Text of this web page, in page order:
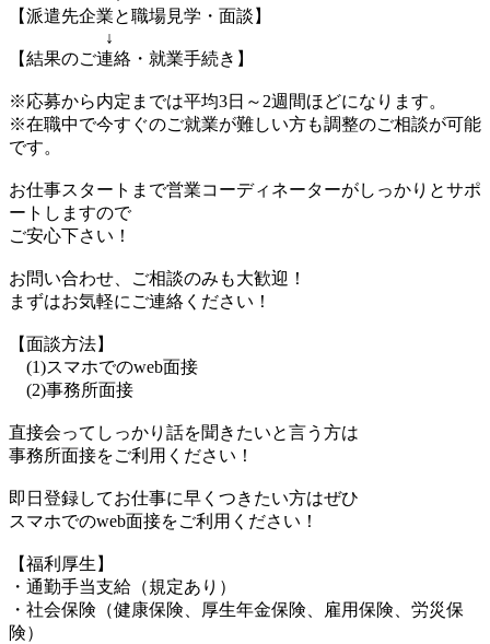
【派遣先企業と職場見学・面談】
↓
【結果のご連絡・就業手続き】
※応募から内定までは平均3日～2週間ほどになります。
※在職中で今すぐのご就業が難しい方も調整のご相談が可能
です。
お仕事スタートまで営業コーディネーターがしっかりとサポ
ートしますので
ご安心下さい！
お問い合わせ、ご相談のみも大歓迎！
まずはお気軽にご連絡ください！
【面談方法】
(1)スマホでのweb面接
(2)事務所面接
直接会ってしっかり話を聞きたいと言う方は
事務所面接をご利用ください！
即日登録してお仕事に早くつきたい方はぜひ
スマホでのweb面接をご利用ください！
【福利厚生】
・通勤手当支給（規定あり）
・社会保険（健康保険、厚生年金保険、雇用保険、労災保
険）